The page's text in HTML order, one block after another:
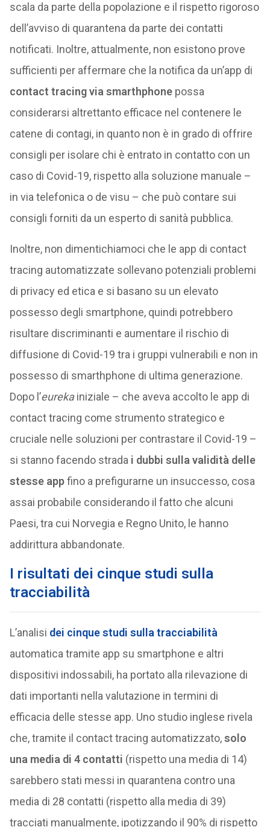
scala da parte della popolazione e il rispetto rigoroso
dell’avviso di quarantena da parte dei contatti
notificati. Inoltre, attualmente, non esistono prove
sufficienti per affermare che la notifica da un’app di
contact tracing via smarthphonepossa
considerarsi altrettanto efficace nel contenere le
catene di contagi, in quanto non è in grado di offrire
consigli per isolare chi è entrato in contatto con un
caso di Covid-19, rispetto alla soluzione manuale –
in via telefonica o de visu – che può contare sui
consigli forniti da un esperto di sanità pubblica.
Inoltre, non dimentichiamoci che le app di contact
tracing automatizzate sollevano potenziali problemi
di privacy ed etica e si basano su un elevato
possesso degli smartphone, quindi potrebbero
risultare discriminanti e aumentare il rischio di
diffusione di Covid-19 tra i gruppi vulnerabili e non in
possesso di smarthphone di ultima generazione.
Dopo l’eurekainiziale – che aveva accolto le app di
contact tracing come strumento strategico e
cruciale nelle soluzioni per contrastare il Covid-19 –
si stanno facendo strada i dubbi sulla validità delle
stesse appfino a prefigurarne un insuccesso, cosa
assai probabile considerando il fatto che alcuni
Paesi, tra cui Norvegia e Regno Unito, le hanno
addirittura abbandonate.
I risultati dei cinque studi sulla
tracciabilità
L’analisi dei cinque studi sulla tracciabilità
automatica tramite app su smartphone e altri
dispositivi indossabili, ha portato alla rilevazione di
dati importanti nella valutazione in termini di
efficacia delle stesse app. Uno studio inglese rivela
che, tramite il contact tracing automatizzato,solo
una media di 4 contatti (rispetto una media di 14)
sarebbero stati messi in quarantena contro una
media di 28 contatti (rispetto alla media di 39)
tracciati manualmente, ipotizzando il 90% di rispetto